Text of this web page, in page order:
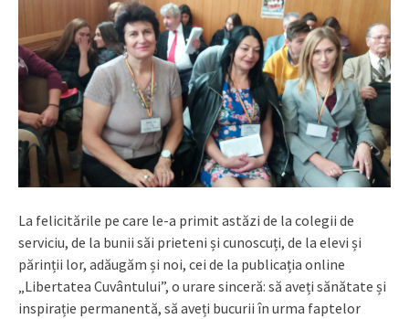
La felicitările pe care le-a primit astăzi de la colegii de
serviciu, de la bunii săi prieteni și cunoscuți, de la elevi și
părinții lor, adăugăm și noi, cei de la publicația online
„Libertatea Cuvântului”, o urare sinceră: să aveți sănătate și
inspirație permanentă, să aveți bucurii în urma faptelor